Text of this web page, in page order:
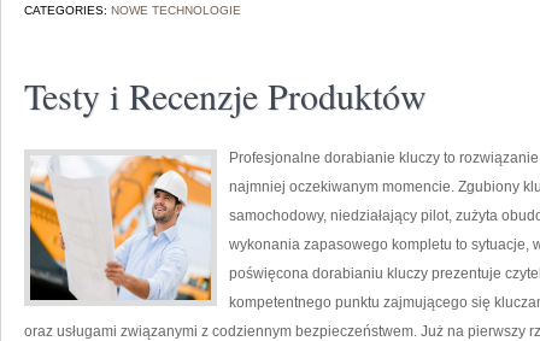
CATEGORIES: NOWE TECHNOLOGIE
Testy i Recenzje Produktów
Profesjonalne dorabianie kluczy to
najmniej oczekiwanym momencie. Zgubiony
samochodowy, niedziałający pilot, zużyta
wykonania zapasowego kompletu to sytuacje,
poświęcona dorabianiu kluczy prezentuje
kompetentnego punktu zajmującego się
oraz usługami związanymi z codziennym bezpieczeństwem. Już na pierwszy